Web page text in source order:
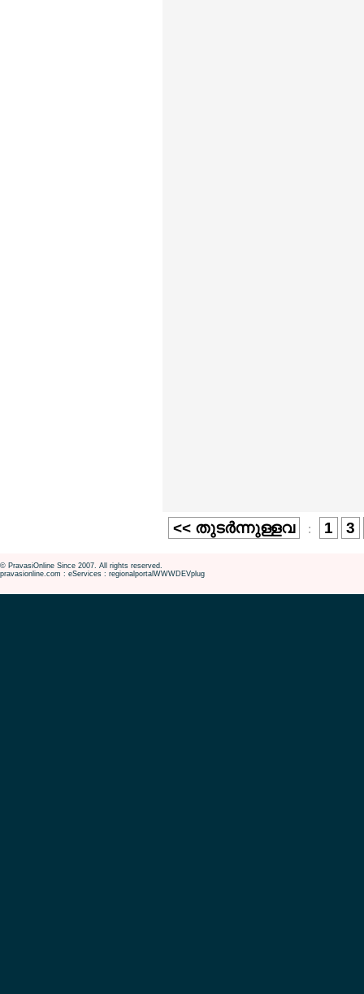
<< തുടര്‍ന്നുള്ളവ : 1 3
© PravasiOnline Since 2007. All rights reserved.
pravasionline.com : eServices : regionalportalWWWDEVplug